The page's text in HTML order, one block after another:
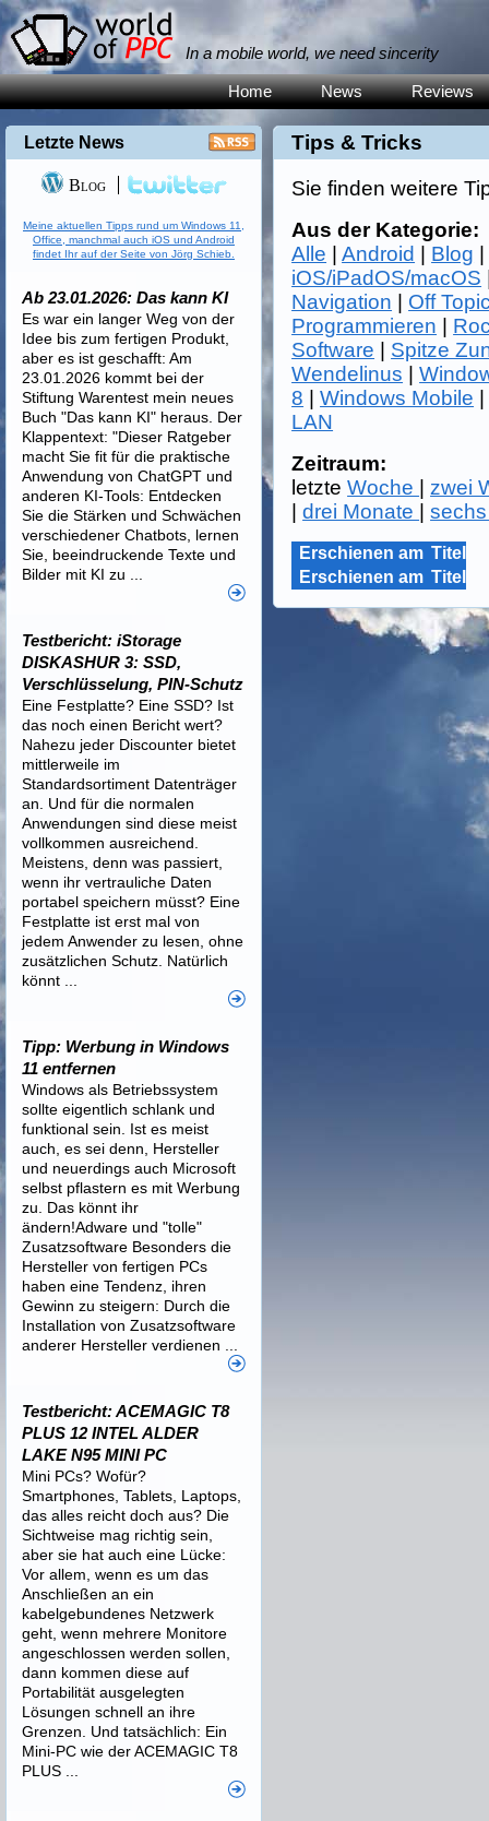
In a mobile world, we need sincerity
Home News Reviews
Tips & Tricks
Sie finden weitere
Aus der Kategorie:
Alle |Android Blog
iOS/iPadOS/macOS
Navigation
Off
Programmieren
Software
Spitze
Wendelinus |
8 |Windows Mobile
LAN
Zeitraum:
letzteWoche
zwei
|drei Monate |
Erschienen am Titel
Erschienen am Titel
Letzte News
Blog
Meine aktuellen Tipps rund um Windows 11,
Office, manchmal auch iOS und Android
findet Ihr auf der Seite von Jörg Schieb.
Ab 23.01.2026: Das kann KI
Es war ein langer Weg von der
Idee bis zum fertigen Produkt,
aber es ist geschafft: Am
23.01.2026 kommt bei der
Stiftung Warentest mein neues
Buch "Das kann KI" heraus. Der
Klappentext: "Dieser Ratgeber
macht Sie fit für die praktische
Anwendung von ChatGPT und
anderen KI-Tools: Entdecken
Sie die Stärken und Schwächen
verschiedener Chatbots, lernen
Sie, beeindruckende Texte und
Bilder mit KI zu ...
Testbericht: iStorage
DISKASHUR 3: SSD,
Verschlüsselung, PIN-Schutz
Eine Festplatte? Eine SSD? Ist
das noch einen Bericht wert?
Nahezu jeder Discounter bietet
mittlerweile im
Standardsortiment Datenträger
an. Und für die normalen
Anwendungen sind diese meist
vollkommen ausreichend.
Meistens, denn was passiert,
wenn ihr vertrauliche Daten
portabel speichern müsst? Eine
Festplatte ist erst mal von
jedem Anwender zu lesen, ohne
zusätzlichen Schutz. Natürlich
könnt ...
Tipp: Werbung in Windows
11 entfernen
Windows als Betriebssystem
sollte eigentlich schlank und
funktional sein. Ist es meist
auch, es sei denn, Hersteller
und neuerdings auch Microsoft
selbst pflastern es mit Werbung
zu. Das könnt ihr
ändern!Adware und "tolle"
Zusatzsoftware Besonders die
Hersteller von fertigen PCs
haben eine Tendenz, ihren
Gewinn zu steigern: Durch die
Installation von Zusatzsoftware
anderer Hersteller verdienen ...
Testbericht: ACEMAGIC T8
PLUS 12 INTEL ALDER
LAKE N95 MINI PC
Mini PCs? Wofür?
Smartphones, Tablets, Laptops,
das alles reicht doch aus? Die
Sichtweise mag richtig sein,
aber sie hat auch eine Lücke:
Vor allem, wenn es um das
Anschließen an ein
kabelgebundenes Netzwerk
geht, wenn mehrere Monitore
angeschlossen werden sollen,
dann kommen diese auf
Portabilität ausgelegten
Lösungen schnell an ihre
Grenzen. Und tatsächlich: Ein
Mini-PC wie der ACEMAGIC T8
PLUS ...